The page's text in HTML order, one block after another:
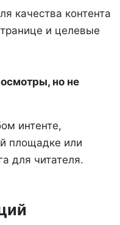
качества контента
и целевые
но не
интенте,
площадке или
для читателя.